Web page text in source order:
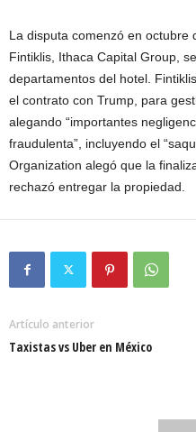
La disputa comenzó en
Fintiklis, Ithaca Capital Group,
departamentos del hotel.
el contrato con Trump, para
alegando “importantes
fraudulenta”, incluyendo el
Organization alegó que la
rechazó entregar la propiedad.
Artículo anterior
Taxistas vs Uber en México